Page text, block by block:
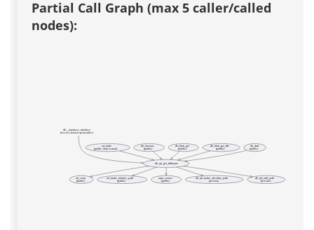
Partial Call Graph (max 5 caller/called
nodes):
db__database_interface
(test acs-bootstrap-installer)
db_qd_get_fullname
ad_conn
(public)
ad_make_relative_path
(public)
apm_source
(public)
db_qd_make_absolute_path
(private)
db_qd_null_path
(private)
ad_table
(public, deprecated)
db_0or1row
(public)
db_blob_get
(public)
db_blob_get_file
(public)
db_dml
(public)